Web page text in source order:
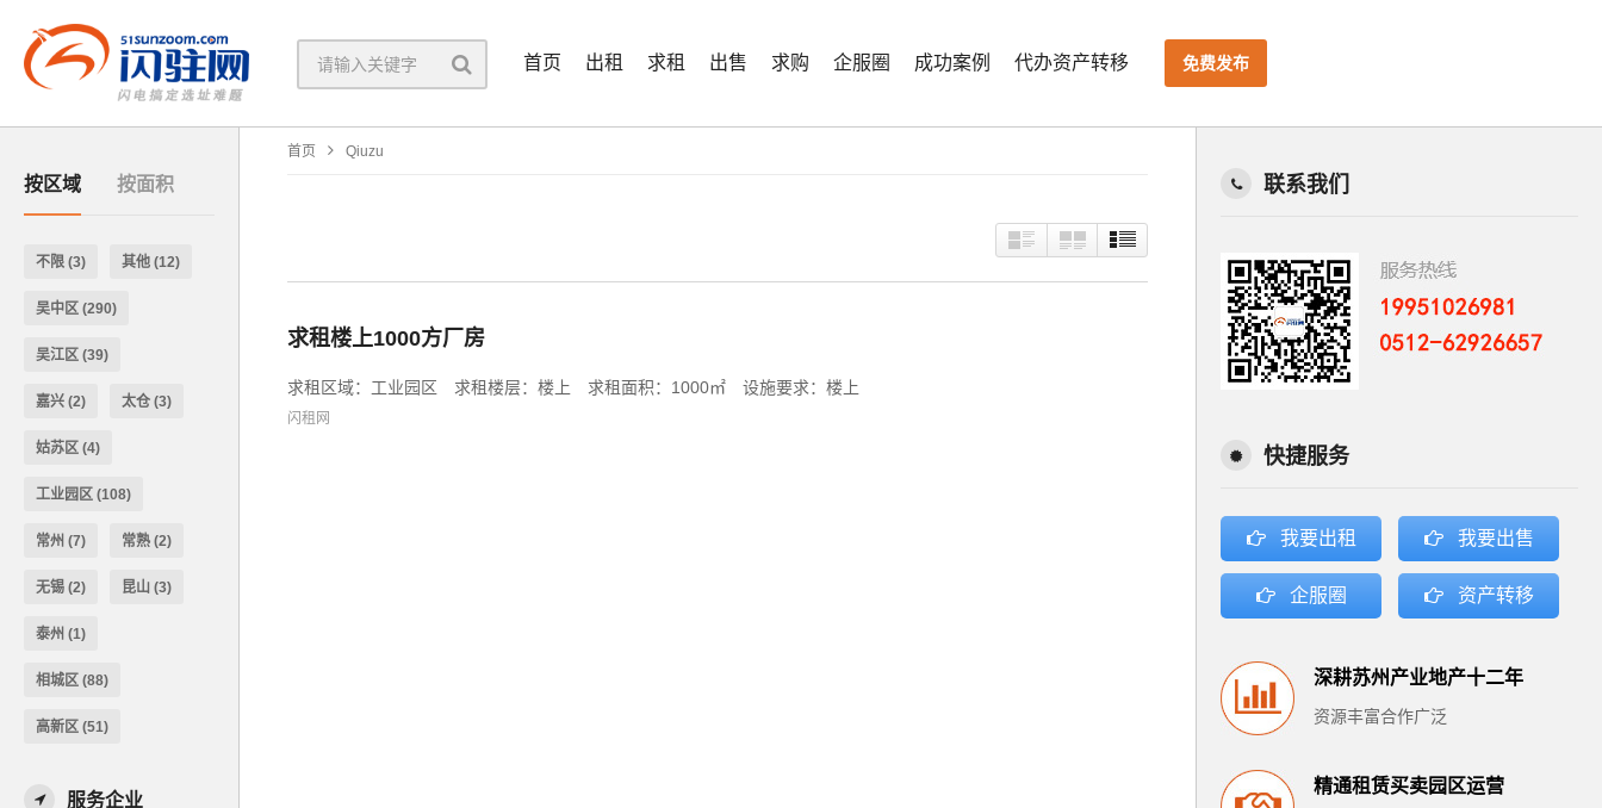
首页 出租 求租 出售 求购 企服圈 成功案例 代办资产转移 免费发布
按区域 按面积
不限 (3) 其他 (12)
吴中区 (290)
吴江区 (39)
嘉兴 (2) 太仓 (3)
姑苏区 (4)
工业园区 (108)
常州 (7) 常熟 (2)
无锡 (2) 昆山 (3)
泰州 (1)
相城区 (88)
高新区 (51)
服务企业
首页 Qiuzu
求租楼上1000方厂房
求租区域：工业园区 求租楼层：楼上 求租面积：1000㎡ 设施要求：楼上
闪租网
联系我们
快捷服务
我要出租 我要出售
企服圈 资产转移
深耕苏州产业地产十二年
资源丰富合作广泛
精通租赁买卖园区运营